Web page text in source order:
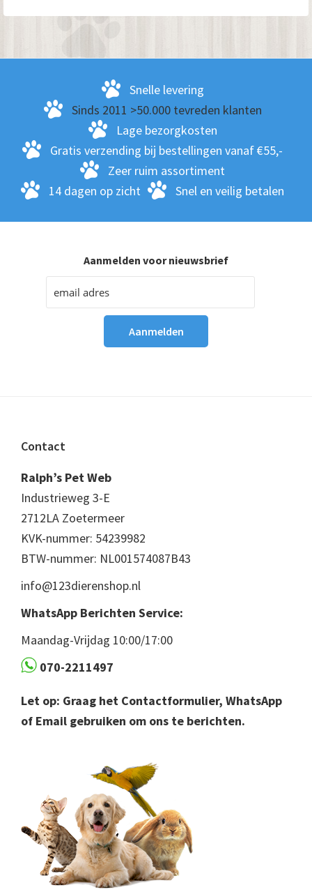
Snelle levering
Sinds 2011 >50.000 tevreden klanten
Lage bezorgkosten
Gratis verzending bij bestellingen vanaf €55,-
Zeer ruim assortiment
14 dagen op zicht
Snel en veilig betalen
Aanmelden voor nieuwsbrief
Footer
Contact
Ralph’s Pet Web
Industrieweg 3-E
2712LA Zoetermeer
KVK-nummer: 54239982
BTW-nummer: NL001574087B43
info@123dierenshop.nl
WhatsApp Berichten Service:
Maandag-Vrijdag 10:00/17:00
070-2211497
Let op: Graag het Contactformulier, WhatsApp
of Email gebruiken om ons te berichten.